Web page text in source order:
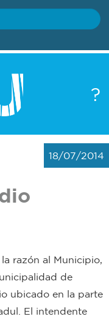
?
18/07/2014
razón al Municipio,
de
ubicado en la parte
El intendente